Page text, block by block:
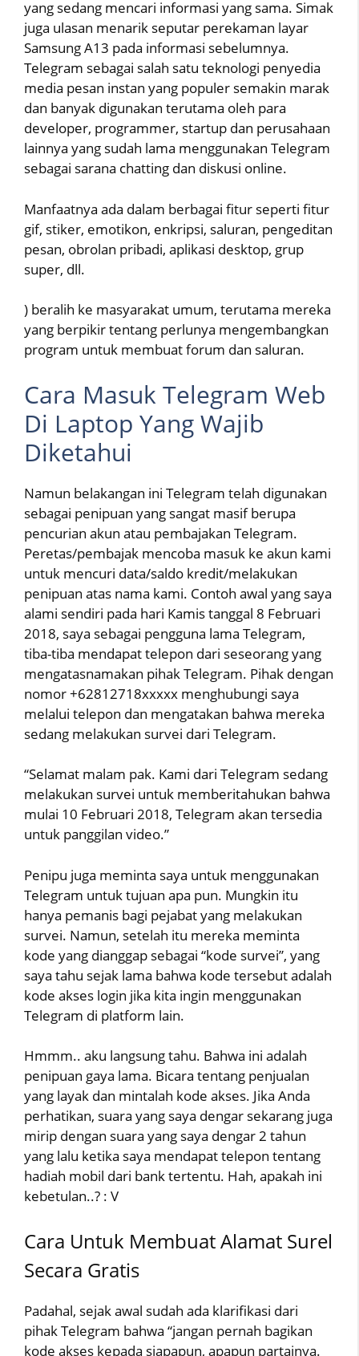
yang sedang mencari informasi yang sama. Simak
juga ulasan menarik seputar perekaman layar
Samsung A13 pada informasi sebelumnya.
Telegram sebagai salah satu teknologi penyedia
media pesan instan yang populer semakin marak
dan banyak digunakan terutama oleh para
developer, programmer, startup dan perusahaan
lainnya yang sudah lama menggunakan Telegram
sebagai sarana chatting dan diskusi online.
Manfaatnya ada dalam berbagai fitur seperti fitur
gif, stiker, emotikon, enkripsi, saluran, pengeditan
pesan, obrolan pribadi, aplikasi desktop, grup
super, dll.
) beralih ke masyarakat umum, terutama mereka
yang berpikir tentang perlunya mengembangkan
program untuk membuat forum dan saluran.
Cara Masuk Telegram Web
Di Laptop Yang Wajib
Diketahui
Namun belakangan ini Telegram telah digunakan
sebagai penipuan yang sangat masif berupa
pencurian akun atau pembajakan Telegram.
Peretas/pembajak mencoba masuk ke akun kami
untuk mencuri data/saldo kredit/melakukan
penipuan atas nama kami. Contoh awal yang saya
alami sendiri pada hari Kamis tanggal 8 Februari
2018, saya sebagai pengguna lama Telegram,
tiba-tiba mendapat telepon dari seseorang yang
mengatasnamakan pihak Telegram. Pihak dengan
nomor +62812718xxxxx menghubungi saya
melalui telepon dan mengatakan bahwa mereka
sedang melakukan survei dari Telegram.
“Selamat malam pak. Kami dari Telegram sedang
melakukan survei untuk memberitahukan bahwa
mulai 10 Februari 2018, Telegram akan tersedia
untuk panggilan video.”
Penipu juga meminta saya untuk menggunakan
Telegram untuk tujuan apa pun. Mungkin itu
hanya pemanis bagi pejabat yang melakukan
survei. Namun, setelah itu mereka meminta
kode yang dianggap sebagai “kode survei”, yang
saya tahu sejak lama bahwa kode tersebut adalah
kode akses login jika kita ingin menggunakan
Telegram di platform lain.
Hmmm.. aku langsung tahu. Bahwa ini adalah
penipuan gaya lama. Bicara tentang penjualan
yang layak dan mintalah kode akses. Jika Anda
perhatikan, suara yang saya dengar sekarang juga
mirip dengan suara yang saya dengar 2 tahun
yang lalu ketika saya mendapat telepon tentang
hadiah mobil dari bank tertentu. Hah, apakah ini
kebetulan..? : V
Cara Untuk Membuat Alamat Surel
Secara Gratis
Padahal, sejak awal sudah ada klarifikasi dari
pihak Telegram bahwa “jangan pernah bagikan
kode akses kepada siapapun, apapun partainya.